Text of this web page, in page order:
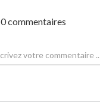
0 commentaires